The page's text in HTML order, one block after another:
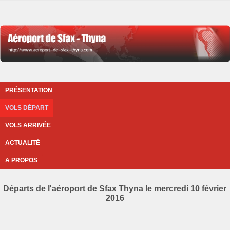
PRÉSENTATION
VOLS DÉPART
VOLS ARRIVÉE
ACTUALITÉ
A PROPOS
Départs de l'aéroport de Sfax Thyna le mercredi 10 février
2016